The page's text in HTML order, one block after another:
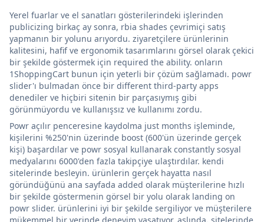
Yerel fuarlar ve el sanatları gösterilerindeki işlerinden
publicizing birkaç ay sonra, rbia shades çevrimiçi satış
yapmanın bir yolunu arıyordu. ziyaretçilere ürünlerinin
kalitesini, hafif ve ergonomik tasarımlarını görsel olarak çekici
bir şekilde göstermek için required the ability. onların
1ShoppingCart bunun için yeterli bir çözüm sağlamadı. powr
slider'ı bulmadan önce bir different third-party apps
denediler ve hiçbiri sitenin bir parçasıymış gibi
görünmüyordu ve kullanışsız ve kullanımı zordu.
Powr açılır penceresine kaydolma just months işleminde,
kişilerini %250'nin üzerinde boost (600'ün üzerinde gerçek
kişi) başardılar ve powr sosyal kullanarak constantly sosyal
medyalarını 6000'den fazla takipçiye ulaştırdılar. kendi
sitelerinde besleyin. ürünlerin gerçek hayatta nasıl
göründüğünü ana sayfada added olarak müşterilerine hızlı
bir şekilde göstermenin görsel bir yolu olarak landing on
powr slider. ürünlerini iyi bir şekilde sergiliyor ve müşterilere
mükemmel bir yerinde deneyim yaşatıyor. aslında, sitelerinde